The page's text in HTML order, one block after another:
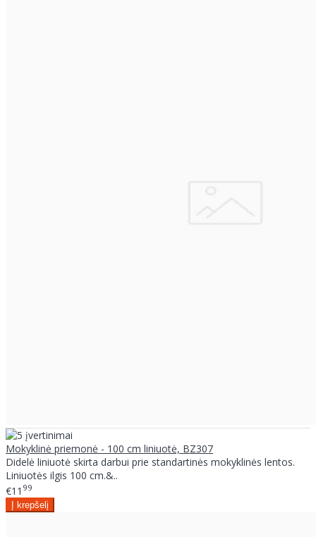
Mokyklinė priemonė - 100 cm liniuotė, BZ307
Didelė liniuotė skirta darbui prie standartinės mokyklinės lentos.
Liniuotės ilgis 100 cm.&..
€11 99